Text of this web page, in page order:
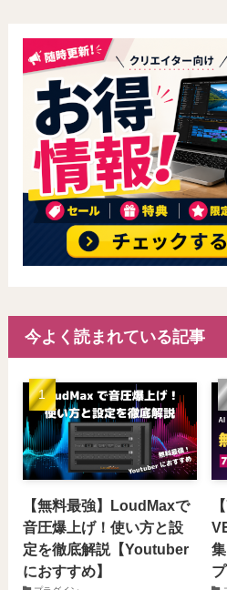
今よく読まれている記事
【無料最強】LoudMaxで
音圧爆上げ！使い方と設
定を徹底解説【Youtuber
におすすめ】